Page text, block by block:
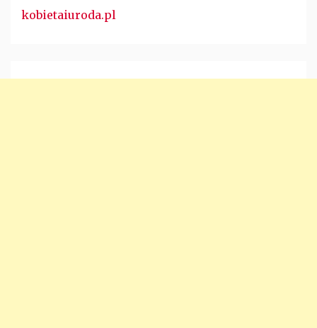
kobietaiuroda.pl